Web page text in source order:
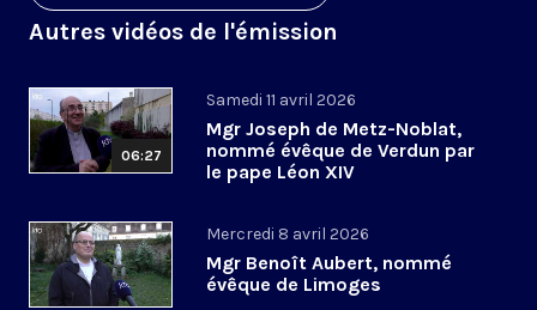
Autres vidéos de l'émission
06:27
Samedi 11 avril 2026
Mgr Joseph de Metz-Noblat,
nommé évêque de Verdun par
le pape Léon XIV
Mercredi 8 avril 2026
Mgr Benoît Aubert, nommé
évêque de Limoges